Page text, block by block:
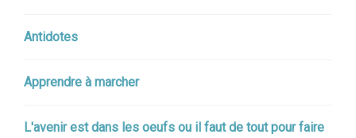
Antidotes
Apprendre à marcher
L'avenir est dans les oeufs ou il faut de tout pour faire